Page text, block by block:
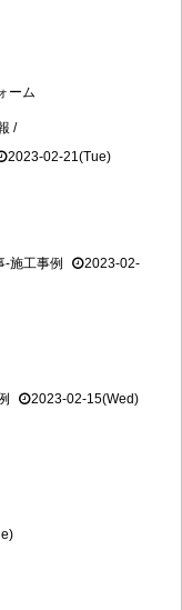
ーム
/
2023-02-21(Tue)
-施工事例
2023-02-
2023-02-15(Wed)